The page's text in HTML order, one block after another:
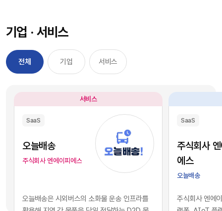
업의 업무 처리 속도를 비약적으로 단축시켰고, 디
지털 전환을 달성하는 가장 확실한 방법론으로 자
리 잡았습니다.그러나 IT 인프라의 규모가 팽창하
면서 엔터프라이즈 환경에는 심각한 구조적 역설
높이기 위해 도입한 수많은 소프트웨어들이 오히
려 전사적인 데이터의 흐름을 원천적으로 단절시
키는 부작용, 즉 'SaaS 파편화' 현상을 초래한 것
입니다. 각 부서가 자신의 목적에만 부합하는 솔루
션을 파편적으로 채택하고 운용함에 따라, 기업의
핵심 자산인 데이터는 서로 호환되지 않는 수백 개
의 개별 애플리케이션 서버 안에 고립되는 결과를
니다. 특정 부서 단위의 기능적 최적화나 개별 앱의
습니다. 이는
리 기업과 완벽
리즘과 추론
된 기술력과 개
현재의 AI 지
하게 거래되고
게 되었습니다.
다. 경쟁사가
기업 · 서비스
전체 기업 서비스
서비스
SaaS
오늘배송
주식회사 엔에이피에스
오늘배송은 시외버스의 소화물 운송 인프라를
SaaS
주식회사
에스
오늘배송
주식회사 엔에